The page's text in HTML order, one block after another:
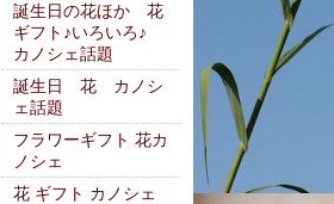
誕生日の花ほか 花
ギフト♪いろいろ♪
カノシェ話題
誕生日 花 カノシ
ェ話題
フラワーギフト 花カ
ノシェ
花 ギフト カノシェ